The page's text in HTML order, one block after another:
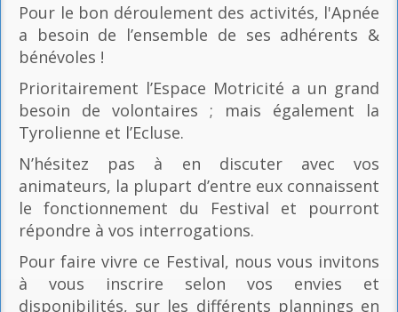
Pour le bon déroulement des activités, l'Apnée
a besoin de l’ensemble de ses adhérents &
bénévoles !
Prioritairement l’Espace Motricité a un grand
besoin de volontaires ; mais également la
Tyrolienne et l’Ecluse.
N’hésitez pas à en discuter avec vos
animateurs, la plupart d’entre eux connaissent
le fonctionnement du Festival et pourront
répondre à vos interrogations.
Pour faire vivre ce Festival, nous vous invitons
à vous inscrire selon vos envies et
disponibilités, sur les différents plannings en